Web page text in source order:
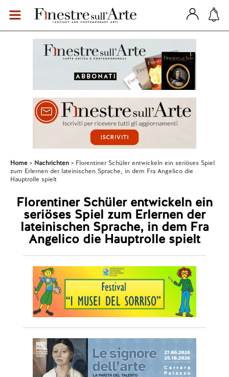
Home Nachrichten
Florentiner Schüler entwickeln ein seriöses Spiel
zum Erlernen der lateinischen Sprache, in dem Fra Angelico die
Hauptrolle spielt
Florentiner Schüler entwickeln ein
seriöses Spiel zum Erlernen der
lateinischen Sprache, in dem Fra
Angelico die Hauptrolle spielt